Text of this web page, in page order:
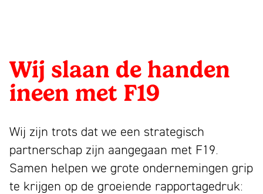
aandacht,
maakt
indruk
laat
mensen
glimlachen
gespecialiseerd
marketing,
ondersteuning
en
jaarverslagen
Linkedin
Instagram
Facebook
NL EN
handen
ineen
met
F19
Wij slaan de handen
ineen met F19
Wij zijn trots dat we een strategisch
partnerschap zijn aangegaan met F19.
Samen helpen we grote ondernemingen grip
te krijgen op de groeiende rapportagedruk: